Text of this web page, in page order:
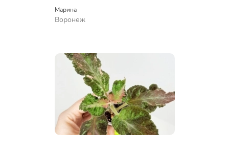
Марина
Воронеж